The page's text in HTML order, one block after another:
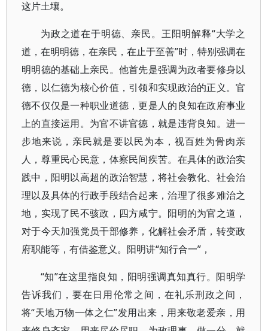
这片土壤。
为政之道在于明德、亲民。王阳明解释“大学之
道，在明明德，在亲民，在止于至善”时，特别强调在
明明德的基础上亲民。他首先是强调为政者要修身以
德，以仁德为核心价值，引领和实现政治的正义。官
德不仅仅是一种职业道德，更是人的良知在政府事业
上的直接运用。为官不讲官德，就是违背良知。进一
步地来说，亲民就是要以民为本，视百姓为骨肉亲
人，尊重民心民意，体察民间疾苦。在具体的政治实
践中，阳明以高超的政治智慧，将社会教化、社会治
理以及具体的行政手段结合起来，治理了很多难治之
地，实现了民不骇政，四方咸宁。阳明的为官之道，
对于今天加强党员干部修养，化解社会矛盾，转变政
府职能等，有借鉴意义。阳明讲“知行合一”，
“知”在这里指良知，阳明强调真知真行。阳明学
告诉我们，要在日用伦常之间，在礼乐刑政之间，
将“天地万物一体之仁”发用出来，用来敬老爱亲，用